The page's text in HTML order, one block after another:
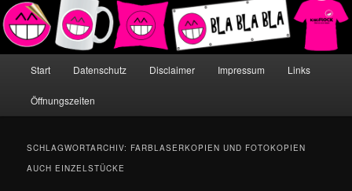
Start Datenschutz Disclaimer Impressum Links
Öffnungszeiten
SCHLAGWORTARCHIV: FARBLASERKOPIEN UND FOTOKOPIEN
AUCH EINZELSTÜCKE